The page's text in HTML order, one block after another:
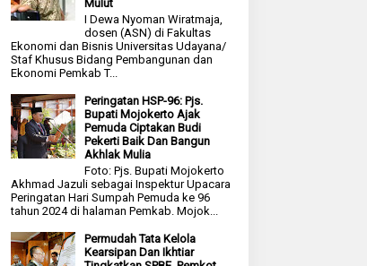
Mulut
I Dewa Nyoman Wiratmaja,
dosen (ASN) di Fakultas
Ekonomi dan Bisnis Universitas Udayana/
Staf Khusus Bidang Pembangunan dan
Ekonomi Pemkab T...
Peringatan HSP-96: Pjs.
Bupati Mojokerto Ajak
Pemuda Ciptakan Budi
Pekerti Baik Dan Bangun
Akhlak Mulia
Foto: Pjs. Bupati Mojokerto
Akhmad Jazuli sebagai Inspektur Upacara
Peringatan Hari Sumpah Pemuda ke 96
tahun 2024 di halaman Pemkab. Mojok...
Permudah Tata Kelola
Kearsipan Dan Ikhtiar